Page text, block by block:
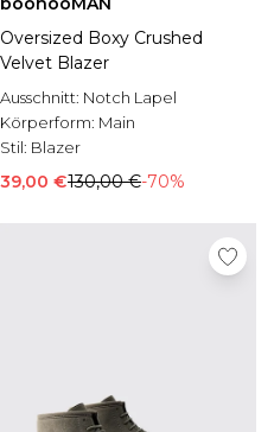
Oversized Boxy Crushed
Velvet Blazer
Ausschnitt: Notch Lapel
Körperform: Main
Stil: Blazer
39,00 €130,00 €-70%